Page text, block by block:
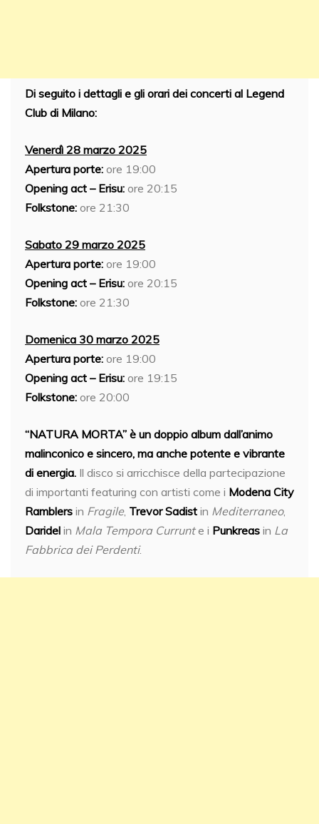
Di seguito i dettagli e gli orari dei concerti al Legend
Club di Milano:
Venerdì 28 marzo 2025
Apertura porte: ore 19:00
Opening act – Erisu: ore 20:15
Folkstone: ore 21:30
Sabato 29 marzo 2025
Apertura porte: ore 19:00
Opening act – Erisu: ore 20:15
Folkstone: ore 21:30
Domenica 30 marzo 2025
Apertura porte: ore 19:00
Opening act – Erisu: ore 19:15
Folkstone: ore 20:00
“NATURA MORTA” è un doppio album dall’animo
malinconico e sincero, ma anche potente e vibrante
di energia. Il disco si arricchisce della partecipazione
di importanti featuring con artisti come i Modena City
Ramblers in Fragile, Trevor Sadist in Mediterraneo,
Daridel in Mala Tempora Currunte i Punkreas in La
Fabbrica dei Perdenti.